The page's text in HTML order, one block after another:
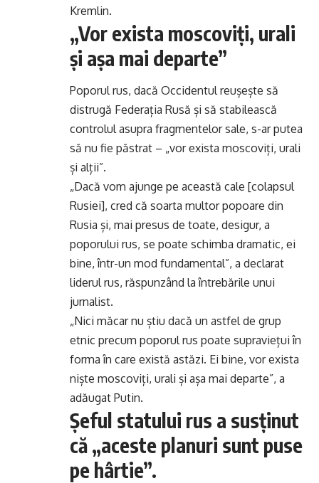
Kremlin.
„Vor exista moscoviți, urali
și așa mai departe”
Poporul rus, dacă Occidentul reușește să
distrugă Federația Rusă și să stabilească
controlul asupra fragmentelor sale, s-ar putea
să nu fie păstrat – „vor exista moscoviți, urali
și alții”.
„Dacă vom ajunge pe această cale [colapsul
Rusiei], cred că soarta multor popoare din
Rusia și, mai presus de toate, desigur, a
poporului rus, se poate schimba dramatic, ei
bine, într-un mod fundamental”, a declarat
liderul rus, răspunzând la întrebările unui
jurnalist.
„Nici măcar nu știu dacă un astfel de grup
etnic precum poporul rus poate supraviețui în
forma în care există astăzi. Ei bine, vor exista
niște moscoviți, urali și așa mai departe”, a
adăugat Putin.
Șeful statului rus a susținut
că „aceste planuri sunt puse
pe hârtie”.